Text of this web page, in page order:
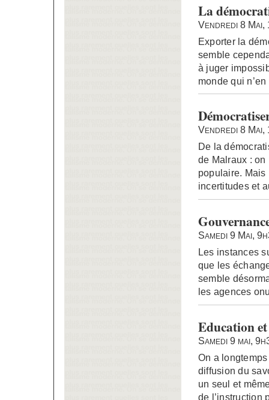
La
Vendredi 8 Mai,
Exporter la
semble
à juger
monde qui
Vendredi 8 Mai,
De la
de Malraux : on
populaire. Mais
incertitudes et
Samedi 9 Mai,
Les instances
que les
semble
les agences
Education
Samedi 9 mai,
On a
diffusion du
un seul et
de l’instruction